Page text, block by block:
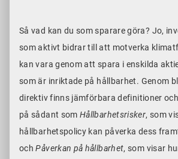
Så vad kan du som sparare göra? Jo,
som aktivt bidrar till att motverka
kan vara genom att spara i enskilda
som är inriktade på hållbarhet. Genom
direktiv finns jämförbara definitioner
på sådant somHållbarhetsrisker, som
hållbarhetspolicy kan påverka dess
ochPåverkan på hållbarhet, som visar